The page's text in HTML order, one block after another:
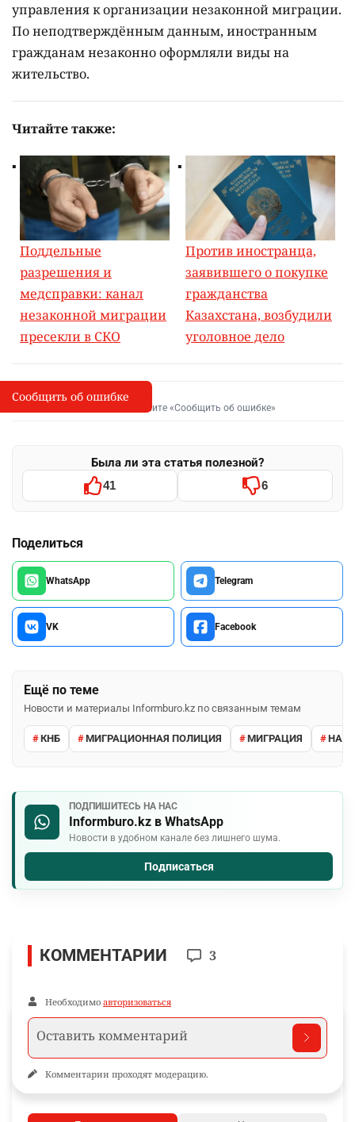
управления к организации незаконной миграции.
По неподтверждённым данным, иностранным
гражданам незаконно оформляли виды на
жительство.
Читайте также:
Поддельные
разрешения и
медсправки: канал
незаконной миграции
пресекли в СКО
Против иностранца,
заявившего о покупке
гражданства
Казахстана, возбудили
уголовное дело
I
Сообщить об опечатке
Выделите фрагмент и нажмите «Сообщить об ошибке»
Была ли эта статья полезной?
41 6
Поделиться
WhatsApp Telegram
VK Facebook
Ещё по теме
Новости и материалы Informburo.kz по связанным темам
КНБ МИГРАЦИОННАЯ ПОЛИЦИЯ МИГРАЦИЯ
ПОДПИШИТЕСЬ НА НАС
Informburo.kz в WhatsApp
Новости в удобном канале без лишнего шума.
Подписаться
Сообщить об ошибке
КОММЕНТАРИИ 3
Необходимо авторизоваться
Комментарии проходят модерацию.